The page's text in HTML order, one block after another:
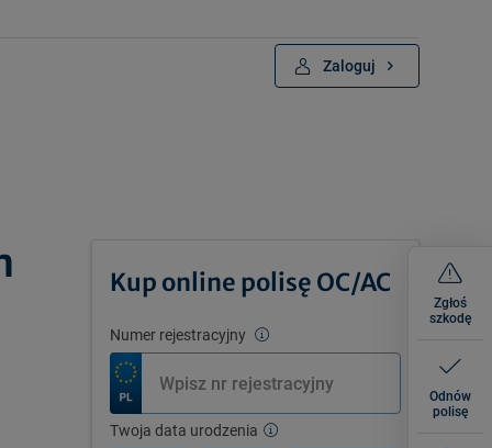
Zaloguj
Kup online polisę OC/AC
Numer rejestracyjny
Twoja data urodzenia
Zgłoś
szkodę
Odnów
polisę